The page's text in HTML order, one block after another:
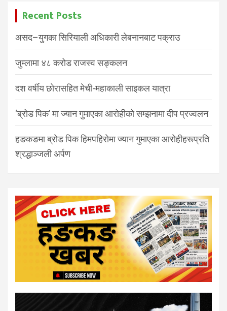
Recent Posts
असद–युगका सिरियाली अधिकारी लेबनानबाट पक्राउ
जुम्लामा ४८ करोड राजस्व सङ्कलन
दश वर्षीय छोरासहित मेची-महाकाली साइकल यात्रा
‘ब्रोड पिक’ मा ज्यान गुमाएका आरोहीको सम्झनामा दीप प्रज्वलन
हङकङमा ब्रोड पिक हिमपहिरोमा ज्यान गुमाएका आरोहीहरूप्रति
श्रद्धाञ्जली अर्पण